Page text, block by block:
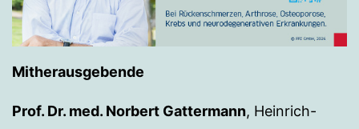
Mitherausgebende
Prof. Dr. med. Norbert Gattermann, Heinrich-